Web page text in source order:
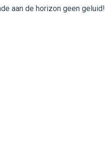
aan de horizon geen geluid!